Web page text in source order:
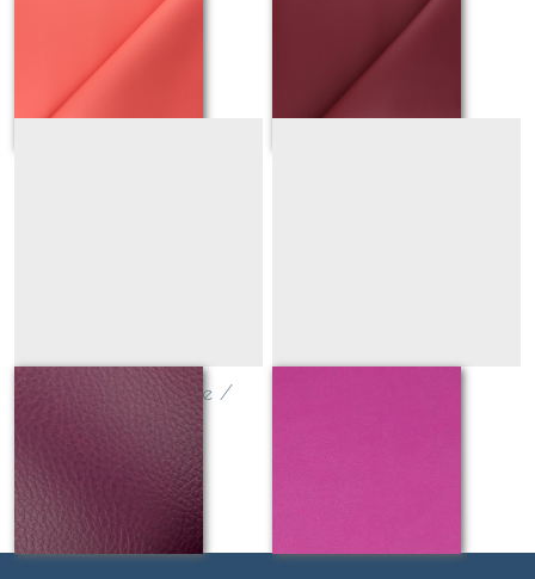
Sur demande
bordeaux
Sur demande
simili cuir amethyste /
aubergine
Sur demande